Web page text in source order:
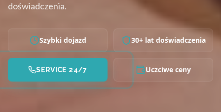
doświadczenia.
Szybki dojazd 30+ lat doświadczenia
SERVICE 24/7 Uczciwe ceny